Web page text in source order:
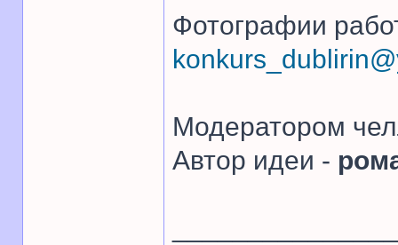
Фотографии
Модератором
Автор идеи -